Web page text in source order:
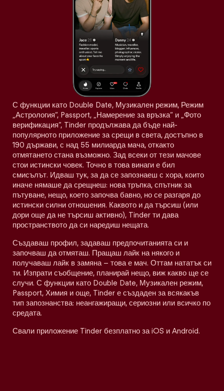
С функции като Double Date, Музикален режим, Режим
„Астрология“, Passport, „Намерение за връзка“ и „Фото
верификация“, Tinder продължава да бъде най-
популярното приложение за срещи в света, достъпно в
190 държави, с над 55 милиарда мача, откакто
отмятането стана възможно. Зад всеки от тези мачове
стои истински човек. Точно в това винаги е бил
смисълът. Идваш тук, за да се запознаеш с хора, които
иначе нямаше да срещнеш: нова тръпка, спътник за
пътуване, нещо, което започва бавно, но се разгаря до
истински силни отношения. Каквото и да търсиш (или
дори още да не търсиш активно), Tinder ти дава
пространството да си наредиш нещата.
Създаваш профил, задаваш предпочитанията си и
започваш да отмяташ. Пращаш лайк на някого и
получаваш лайк в замяна – това е мач. Оттам нататък си
ти. Изпрати съобщение, планирай нещо, виж какво ще се
случи. С функции като Double Date, Музикален режим,
Passport, Химия и още, Tinder е създаден за всякакъв
тип запознанства: неангажиращи, сериозни или всичко по
средата.
Свали приложение Tinder безплатно за iOS и Android.